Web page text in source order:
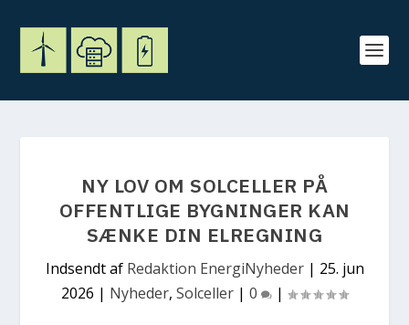
NY LOV OM SOLCELLER PÅ
OFFENTLIGE BYGNINGER KAN
SÆNKE DIN ELREGNING
Indsendt af Redaktion EnergiNyheder| 25. jun
2026 | Nyheder, Solceller | 0 |